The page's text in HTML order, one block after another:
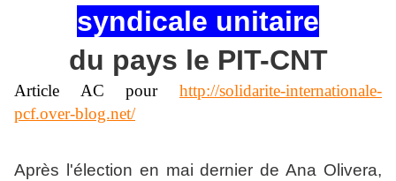
syndicale unitaire
du pays le PIT-CNT
Article AC pour
http://solidarite-internationale-
pcf.over-blog.net/
Après l'élection en mai dernier de Ana Olivera,